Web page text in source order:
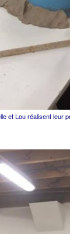
et Lou réalisent leur